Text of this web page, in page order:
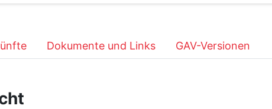
Dokumente und Links GAV-Versionen